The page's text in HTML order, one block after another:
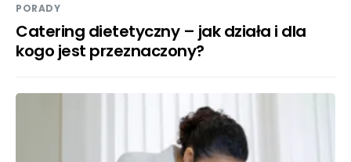
PORADY
Catering dietetyczny – jak działa i dla
kogo jest przeznaczony?